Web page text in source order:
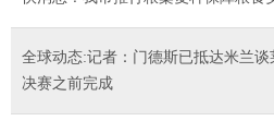
全球动态:记者：门德斯已抵达米兰
决赛之前完成